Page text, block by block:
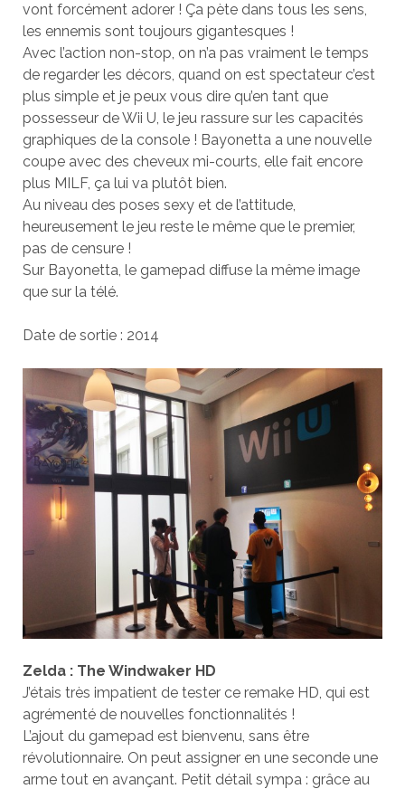
vont forcément adorer ! Ça pète dans tous les sens,
les ennemis sont toujours gigantesques !
Avec l’action non-stop, on n’a pas vraiment le temps
de regarder les décors, quand on est spectateur c’est
plus simple et je peux vous dire qu’en tant que
possesseur de Wii U, le jeu rassure sur les capacités
graphiques de la console ! Bayonetta a une nouvelle
coupe avec des cheveux mi-courts, elle fait encore
plus MILF, ça lui va plutôt bien.
Au niveau des poses sexy et de l’attitude,
heureusement le jeu reste le même que le premier,
pas de censure !
Sur Bayonetta, le gamepad diffuse la même image
que sur la télé.
Date de sortie : 2014
Zelda : The Windwaker HD
J’étais très impatient de tester ce remake HD, qui est
agrémenté de nouvelles fonctionnalités !
L’ajout du gamepad est bienvenu, sans être
révolutionnaire. On peut assigner en une seconde une
arme tout en avançant. Petit détail sympa : grâce au